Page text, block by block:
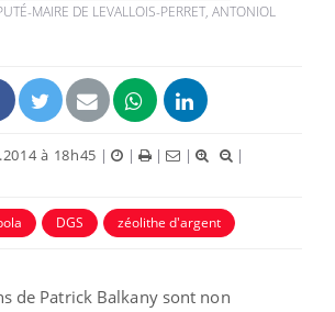
MAIRE DE LEVALLOIS-PERRET, ANTONIOL
à 18h45 | | | |
|
DGS zéolithe d'argent
de Patrick Balkany sont non